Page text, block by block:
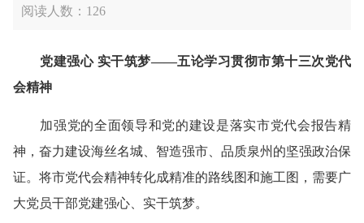
阅读人数： 126
党建强心 实干筑梦——五论学习贯彻市第十三次党代
会精神
加强党的全面领导和党的建设是落实市党代会报告精
神，奋力建设海丝名城、智造强市、品质泉州的坚强政治保
证。将市党代会精神转化成精准的路线图和施工图，需要广
大党员干部党建强心、实干筑梦。